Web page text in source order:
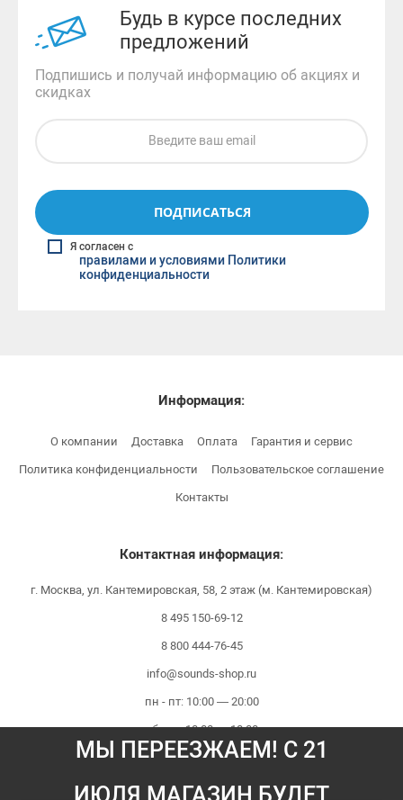
Будь в курсе последних
предложений
Подпишись и получай информацию об акциях и
скидках
ПОДПИСАТЬСЯ
Я согласен с
правилами и условиями Политики
конфиденциальности
МЫ ПЕРЕЕЗЖАЕМ! С 21
ИЮЛЯ МАГАЗИН БУДЕТ
Информация:
О компании Доставка Оплата Гарантия и сервис
Политика конфиденциальности Пользовательское соглашение
Контакты
Контактная информация:
г. Москва, ул. Кантемировская, 58, 2 этаж (м. Кантемировская)
8 495 150-69-12
8 800 444-76-45
info@sounds-shop.ru
пн - пт: 10:00 — 20:00
сб - вс: 10:00 — 18:00
Мы принимаем платежи: